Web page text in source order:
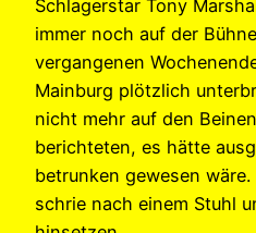
Schlagerstar Tony
immer noch auf der
vergangenen
Mainburg plötzlich
nicht mehr auf den
berichteten, es hätte
betrunken gewesen
schrie nach einem Stuhl